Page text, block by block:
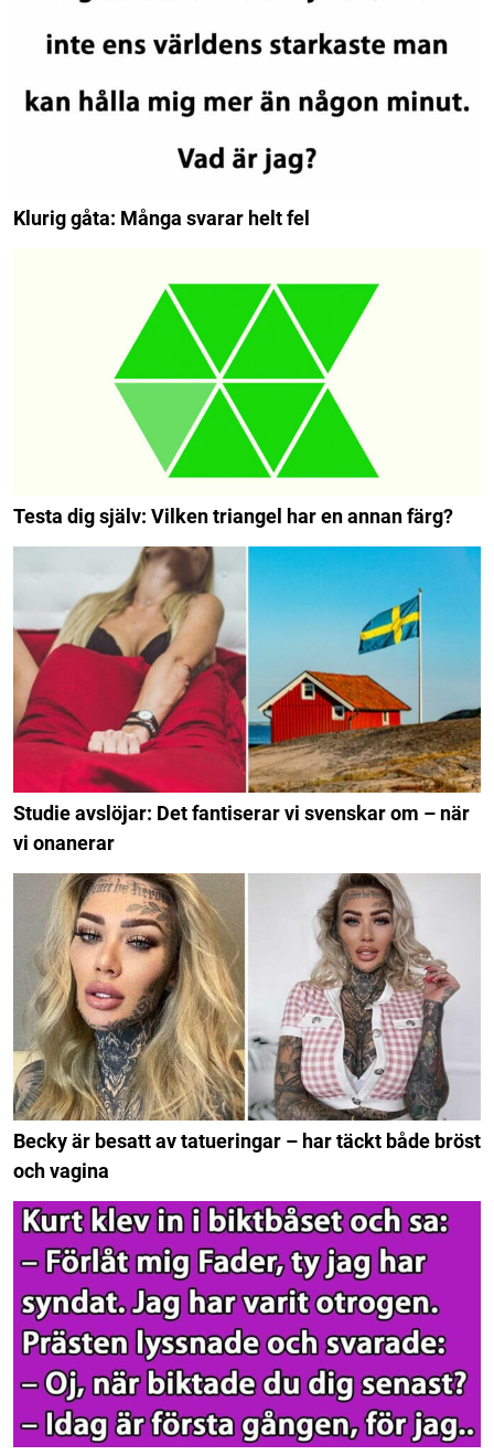
Klurig gåta: Många svarar helt fel
Testa dig själv: Vilken triangel har en annan färg?
Studie avslöjar: Det fantiserar vi svenskar om – när
vi onanerar
Becky är besatt av tatueringar – har täckt både bröst
och vagina